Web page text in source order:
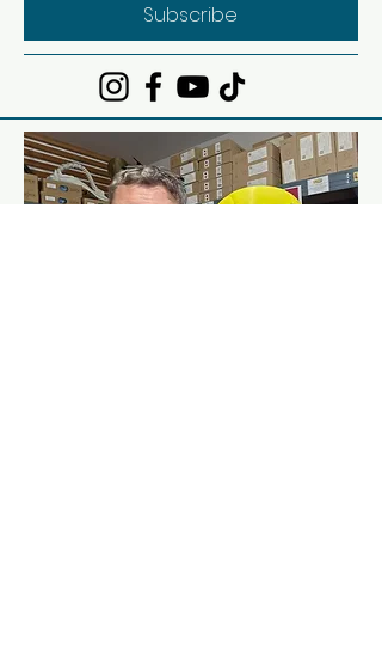
Subscribe